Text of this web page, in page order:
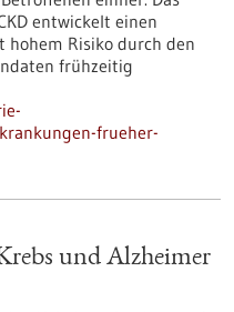
entwickelt einen
hohem Risiko durch den
frühzeitig
frueher-
und Alzheimer